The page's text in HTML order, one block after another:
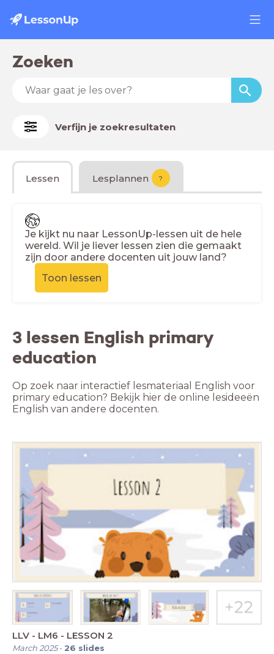
Zoeken
Verfijn je zoekresultaten
Lessen Lesplannen ?
Je kijkt nu naar LessonUp-lessen uit de hele
wereld. Wil je liever lessen zien die gemaakt
zijn door andere docenten uit jouw land?
Toon lessen
3 lessen English primary
education
Op zoek naar interactief lesmateriaal English voor
primary education? Bekijk hier de online lesideeën
English van andere docenten.
LLV - LM6 - LESSON 2
March 2025- 26 slides